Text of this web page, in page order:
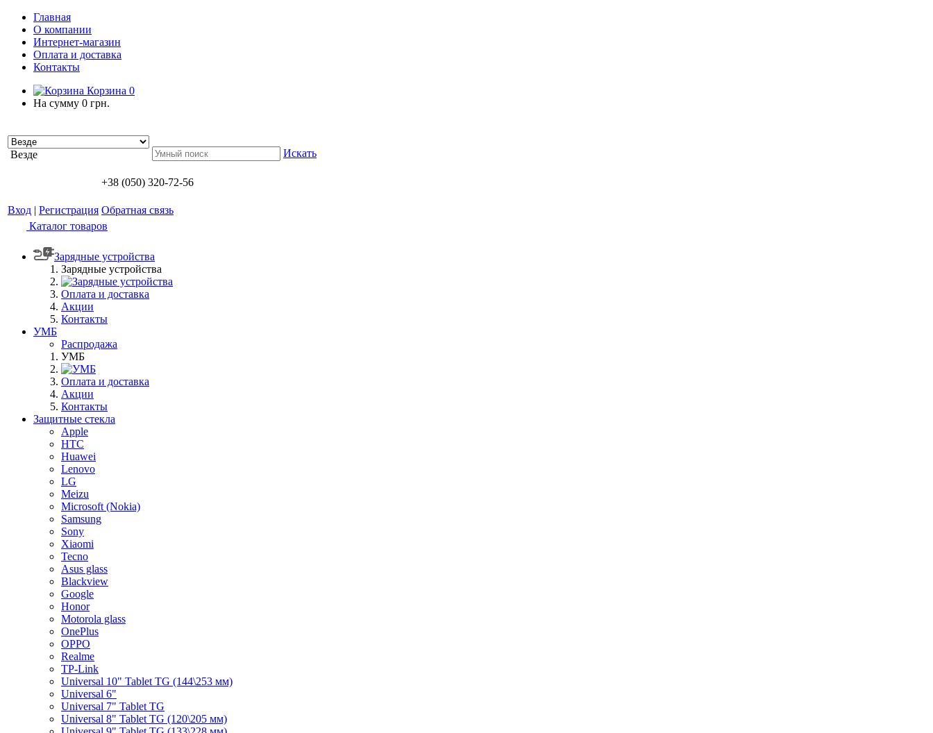
Главная
О компании
Интернет-магазин
Оплата и доставка
Контакты
Корзина 0
На сумму 0 грн.
Везде Искать
+38 (050) 320-72-56
Вход | Регистрация Обратная связь
Каталог товаров
Зарядные устройства
Зарядные устройства
Оплата и доставка
Акции
Контакты
УМБ
Распродажа
УМБ
Оплата и доставка
Акции
Контакты
Защитные стекла
Apple
HTC
Huawei
Lenovo
LG
Meizu
Microsoft (Nokia)
Samsung
Sony
Xiaomi
Tecno
Asus glass
Blackview
Google
Honor
Motorola glass
OnePlus
OPPO
Realme
TP-Link
Universal 10" Tablet TG (144\253 мм)
Universal 6"
Universal 7" Tablet TG
Universal 8" Tablet TG (120\205 мм)